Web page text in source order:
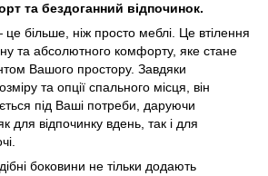
та бездоганний відпочинок.
більше, ніж просто меблі. Це втілення
та абсолютного комфорту, яке стане
Вашого простору. Завдяки
та опції спального місця, він
під Ваші потреби, даруючи
для відпочинку вдень, так і для
боковини не тільки додають